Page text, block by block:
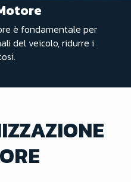
è fondamentale per
del veicolo, ridurre i